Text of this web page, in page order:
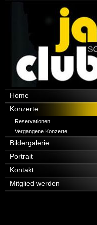
Navigation
überspringen
Home
Konzerte
Reservationen
Vergangene Konzerte
Bildergalerie
Portrait
Kontakt
Mitglied werden